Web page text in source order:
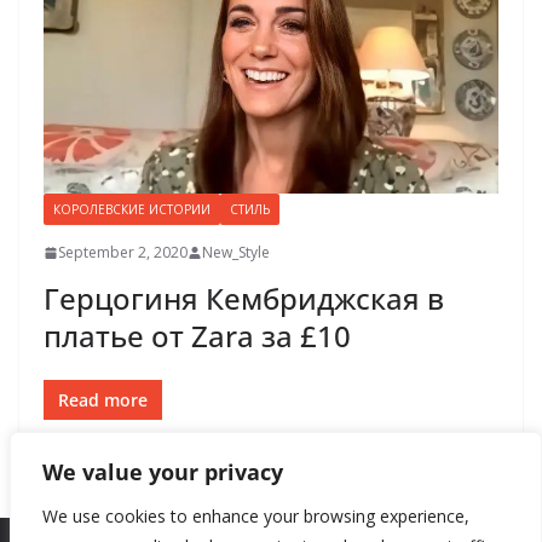
We value your privacy
We use cookies to enhance your browsing experience,
КОРОЛЕВСКИЕ ИСТОРИИ СТИЛЬ
September 2, 2020 New_Style
Герцогиня Кембриджская в
платье от Zara за £10
Read more